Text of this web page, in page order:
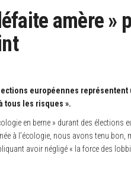
amère »
européennes
tous les risques ».
en berne » durant des élections
à l’écologie, nous avons tenu
avoir négligé « la force des